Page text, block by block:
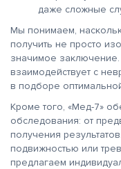
даже сложные
Мы понимаем,
получить не просто
значимое
взаимодействует с
в подборе
Кроме того, «Мед-7»
обследования: от
получения
подвижностью или
предлагаем